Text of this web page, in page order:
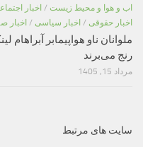
اب و هوا و محیط زیست / اخبار
اخبار حقوقی / اخبار سیاسی / اخبار
ملوانان ناو هواپیمابر
رنج می‌برند
مرداد 15, 1405
سایت های مرتبط